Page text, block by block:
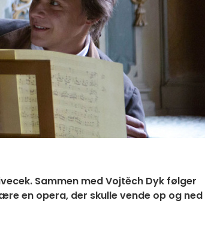
Sammen med Vojtěch Dyk følger
en opera, der skulle vende op og